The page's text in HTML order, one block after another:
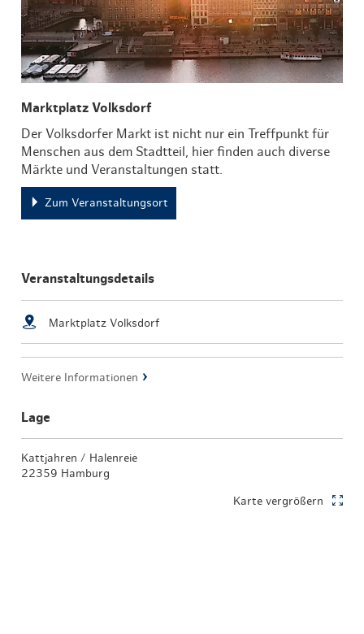
Marktplatz Volksdorf
Der Volksdorfer Markt ist nicht nur ein Treffpunkt für
Menschen aus dem Stadtteil, hier finden auch diverse
Märkte und Veranstaltungen statt.
Zum Veranstaltungsort
Veranstaltungsdetails
Marktplatz Volksdorf
Weitere Informationen
Lage
Kattjahren / Halenreie
22359 Hamburg
Karte vergrößern